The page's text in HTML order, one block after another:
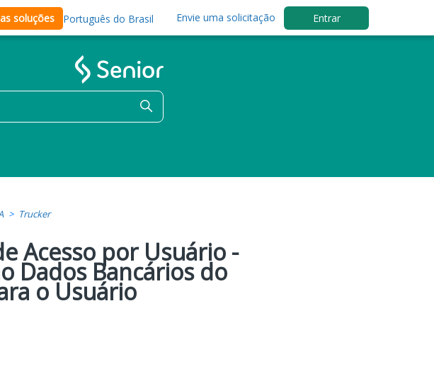
soluções Português do Brasil Envie uma solicitação Entrar
Trucker
Acesso por Usuário -
Dados Bancários do
o Usuário